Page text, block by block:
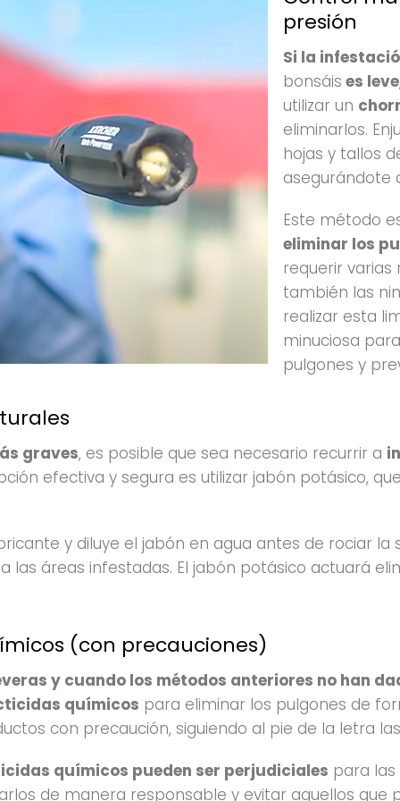
presión
Si la
bonsáis es leve
utilizar un
eliminarlos.
hojas y tallos
asegurándote
Este método
eliminar los
requerir
también las
realizar esta
minuciosa
pulgones y
graves, es posible que sea necesario recurrir a
efectiva y segura es utilizar jabón potásico,
y diluye el jabón en agua antes de rociar la
las áreas infestadas. El jabón potásico actuará
(con precauciones)
y cuando los métodos anteriores no han
químicos para eliminar los pulgones de
con precaución, siguiendo al pie de la letra
químicos pueden ser perjudiciales para
de manera responsable y evitar aquellos que